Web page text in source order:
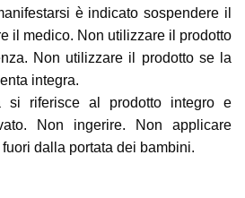
è indicato sospendere il
il medico. Non utilizzare il prodotto
Non utilizzare il prodotto se la
integra.
si riferisce al prodotto integro e
Non ingerire. Non applicare
dalla portata dei bambini.